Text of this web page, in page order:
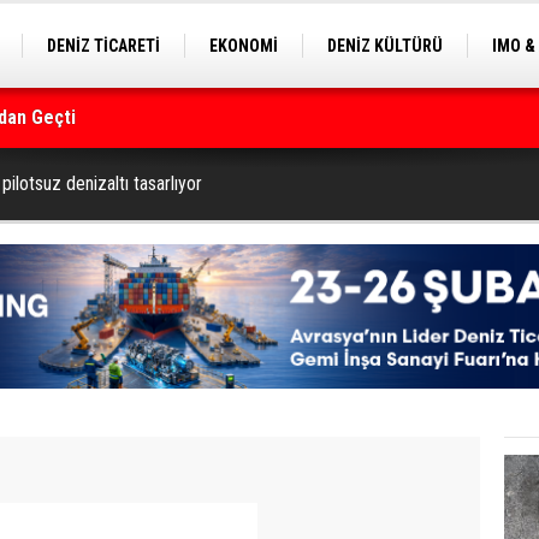
DENİZ TİCARETİ EKONOMİ DENİZ KÜLTÜRÜ
IMO
Geçti
denizaltı tasarlıyor